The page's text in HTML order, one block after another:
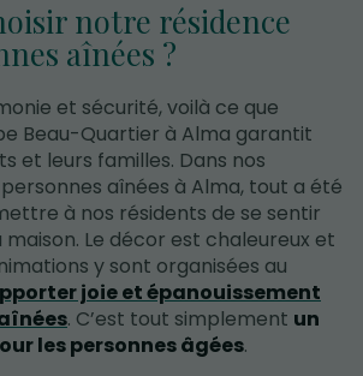
notre résidence
aînées ?
et sécurité, voilà ce que
Beau-Quartier à Alma garantit
et leurs familles. Dans nos
aînées à Alma, tout a été
à nos résidents de se sentir
Le décor est chaleureux et
y sont organisées au
joie et épanouissement
. C’est tout simplement un
les personnes âgées.